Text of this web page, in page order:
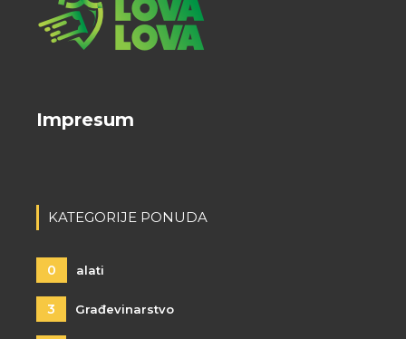
Impresum
KATEGORIJE PONUDA
0 alati
3 Građevinarstvo